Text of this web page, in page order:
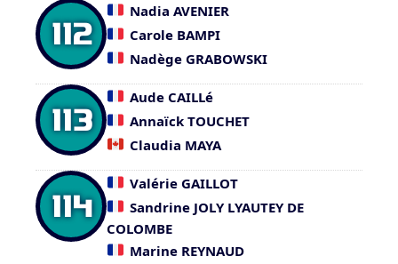
112
Nadia AVENIER
Carole BAMPI
Nadège GRABOWSKI
113
Aude CAILLé
Annaïck TOUCHET
Claudia MAYA
114
Valérie GAILLOT
Sandrine JOLY LYAUTEY DE
COLOMBE
Marine REYNAUD